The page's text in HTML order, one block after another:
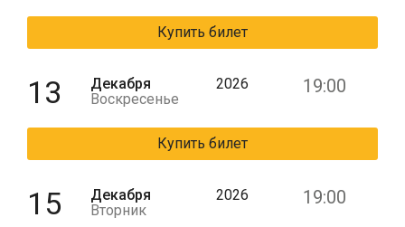
Купить билет
13
Декабря
Воскресенье
2026 19:00
Купить билет
15
Декабря
Вторник
2026 19:00